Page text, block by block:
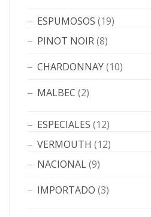
ESPUMOSOS (19)
PINOT NOIR(8)
CHARDONNAY(10)
MALBEC (2)
ESPECIALES (12)
VERMOUTH (12)
NACIONAL(9)
IMPORTADO (3)